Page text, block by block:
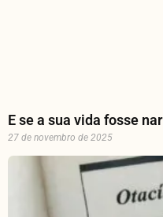
E se a sua vida fosse
27 de novembro de 2025